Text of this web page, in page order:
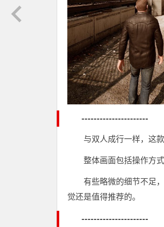
----------------------
与双人成行一样，这
整体画面包括操作方
有些略微的细节不足
觉还是值得推荐的。
----------------------